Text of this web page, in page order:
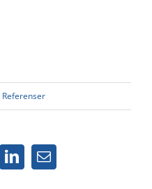
Referenser
LinkedInEmail